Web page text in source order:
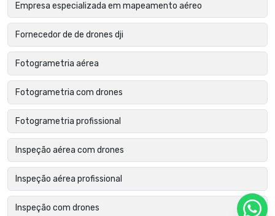
Empresa especializada em mapeamento aéreo
Fornecedor de de drones dji
Fotogrametria aérea
Fotogrametria com drones
Fotogrametria profissional
Inspeção aérea com drones
Inspeção aérea profissional
Inspeção com drones